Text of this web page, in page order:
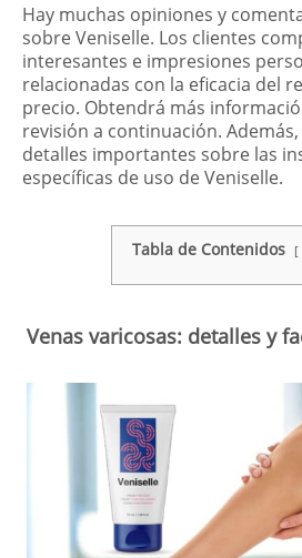
Hay muchas opiniones y
sobre Veniselle. Los clientes
interesantes e impresiones
relacionadas con la eficacia del
precio. Obtendrá más
revisión a continuación.
detalles importantes sobre las
específicas de uso de Veniselle.
Tabla de Contenidos
Venas varicosas: detalles y